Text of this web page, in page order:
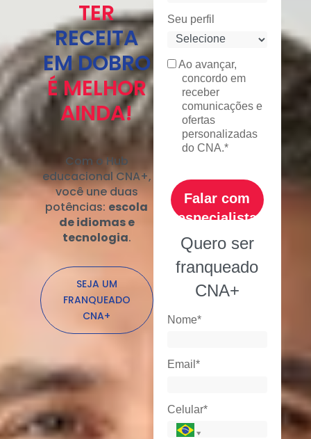
TER
RECEITA
EM DOBRO
É MELHOR
AINDA!
Com o Hub
educacional CNA+,
você une duas
potências: escola
de idiomas e
tecnologia.
SEJA UM
FRANQUEADO
CNA+
Seu perfil
Ao avançar,
concordo em
receber
comunicações e
ofertas
personalizadas
do CNA.*
Falar com
especialista
Quero ser
franqueado
CNA+
Nome*
Email*
Celular*